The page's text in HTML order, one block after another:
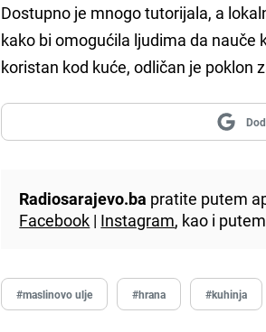
Dostupno je mnogo tutorijala, a
kako bi omogućila ljudima da nauče
koristan kod kuće, odličan je poklon
Radiosarajevo.ba pratite putem
Facebook | Instagram, kao i
#maslinovo ulje #hrana #kuhinja